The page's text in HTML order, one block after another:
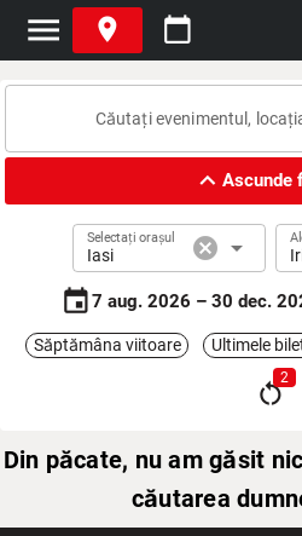
menu place calendar_today
expand_lessAscunde
Selectați orașul
Iasi cancel arrow_drop_down
event7 aug. 2026 – 30 dec.
Săptămâna viitoare Ultimele
restart_alt
2
Din păcate, nu am găsit
căutarea